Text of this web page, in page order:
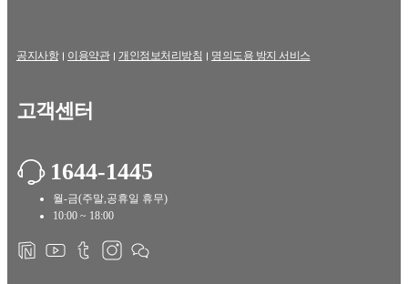
공지사항 이용약관 개인정보처리방침 명의도용 방지 서비스
고객센터
1644-1445
월-금(주말,공휴일 휴무)
10:00 ~ 18:00